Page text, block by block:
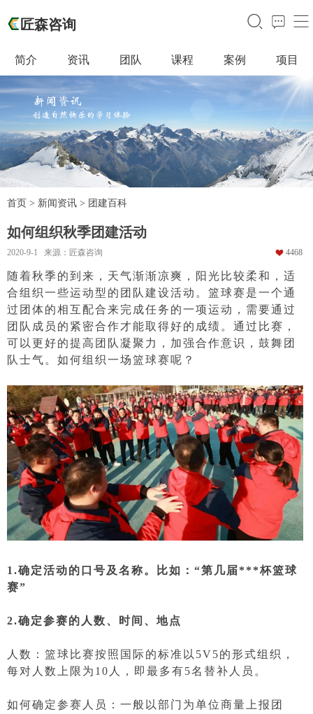
匠森咨询 󰃙 󰁵 󰆉
简介 资讯 团队 课程 案例 项目
首页 > 新闻资讯 > 团建百科
如何组织秋季团建活动
2020-9-1 来源：匠森咨询 󰁒 4468
随着秋季的到来，天气渐渐凉爽，阳光比较柔和，适
合组织一些运动型的团队建设活动。篮球赛是一个通
过团体的相互配合来完成任务的一项运动，需要通过
团队成员的紧密合作才能取得好的成绩。通过比赛，
可以更好的提高团队凝聚力，加强合作意识，鼓舞团
队士气。如何组织一场篮球赛呢？
1.确定活动的口号及名称。比如：“第几届***杯篮球
赛”
2.确定参赛的人数、时间、地点
人数：篮球比赛按照国际的标准以5V5的形式组织，
每对人数上限为10人，即最多有5名替补人员。
如何确定参赛人员：一般以部门为单位商量上报团